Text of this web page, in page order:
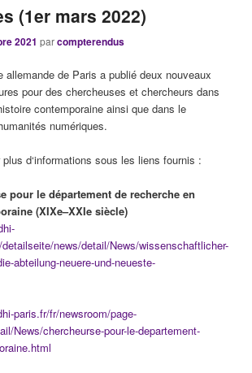
(1er mars 2022)
2021 parcompterendus
allemande de Paris a publié deux nouveaux
pour des chercheuses et chercheurs dans
contemporaine ainsi que dans le
numériques.
d‘informations sous les liens fournis :
pour le département de recherche en
(XIXe–XXIe siècle)
news/detail/News/wissenschaftlicher-
abteilung-neuere-und-neueste-
paris.fr/fr/newsroom/page-
News/chercheurse-pour-le-departement-